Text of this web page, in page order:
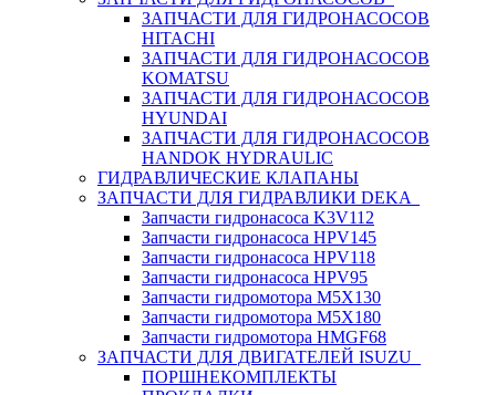
ЗАПЧАСТИ ДЛЯ ГИДРОНАСОСОВ
HITACHI
ЗАПЧАСТИ ДЛЯ ГИДРОНАСОСОВ
KOMATSU
ЗАПЧАСТИ ДЛЯ ГИДРОНАСОСОВ
HYUNDAI
ЗАПЧАСТИ ДЛЯ ГИДРОНАСОСОВ
HANDOK HYDRAULIC
ГИДРАВЛИЧЕСКИЕ КЛАПАНЫ
ЗАПЧАСТИ ДЛЯ ГИДРАВЛИКИ DEKA
Запчасти гидронасоса K3V112
Запчасти гидронасоса HPV145
Запчасти гидронасоса HPV118
Запчасти гидронасоса HPV95
Запчасти гидромотора M5X130
Запчасти гидромотора M5X180
Запчасти гидромотора HMGF68
ЗАПЧАСТИ ДЛЯ ДВИГАТЕЛЕЙ ISUZU
ПОРШНЕКОМПЛЕКТЫ